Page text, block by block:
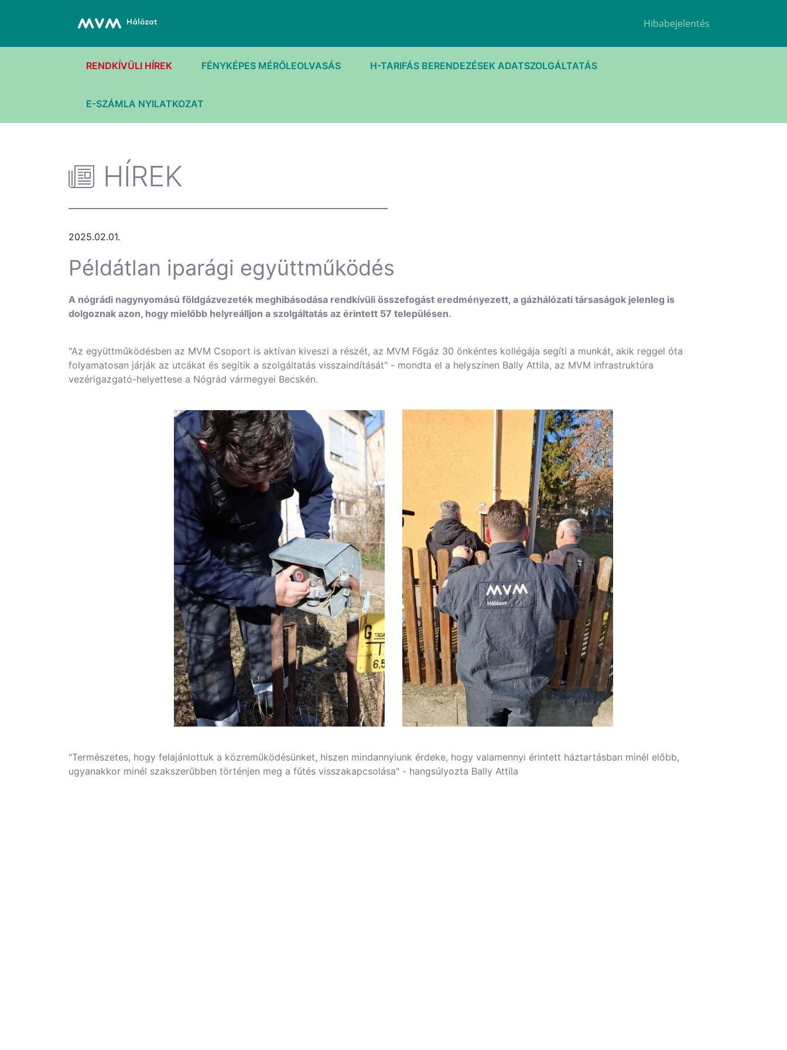
Hibabejelentés
RENDKÍVÜLI HÍREK FÉNYKÉPES MÉRŐLEOLVASÁS H-TARIFÁS BERENDEZÉSEK ADATSZOLGÁLTATÁS
E-SZÁMLA NYILATKOZAT
HÍREK
2025.02.01.
Példátlan iparági együttműködés
A nógrádi nagynyomású földgázvezeték meghibásodása rendkívüli összefogást eredményezett, a gázhálózati társaságok jelenleg is
dolgoznak azon, hogy mielőbb helyreálljon a szolgáltatás az érintett 57 településen.
"Az együttműködésben az MVM Csoport is aktívan kiveszi a részét, az MVM Főgáz 30 önkéntes kollégája segíti a munkát, akik reggel óta
folyamatosan járják az utcákat és segítik a szolgáltatás visszaindítását" - mondta el a helyszínen Bally Attila, az MVM infrastruktúra
vezérigazgató-helyettese a Nógrád vármegyei Becskén.
"Természetes, hogy felajánlottuk a közreműködésünket, hiszen mindannyiunk érdeke, hogy valamennyi érintett háztartásban minél előbb,
ugyanakkor minél szakszerűbben történjen meg a fűtés visszakapcsolása" - hangsúlyozta Bally Attila